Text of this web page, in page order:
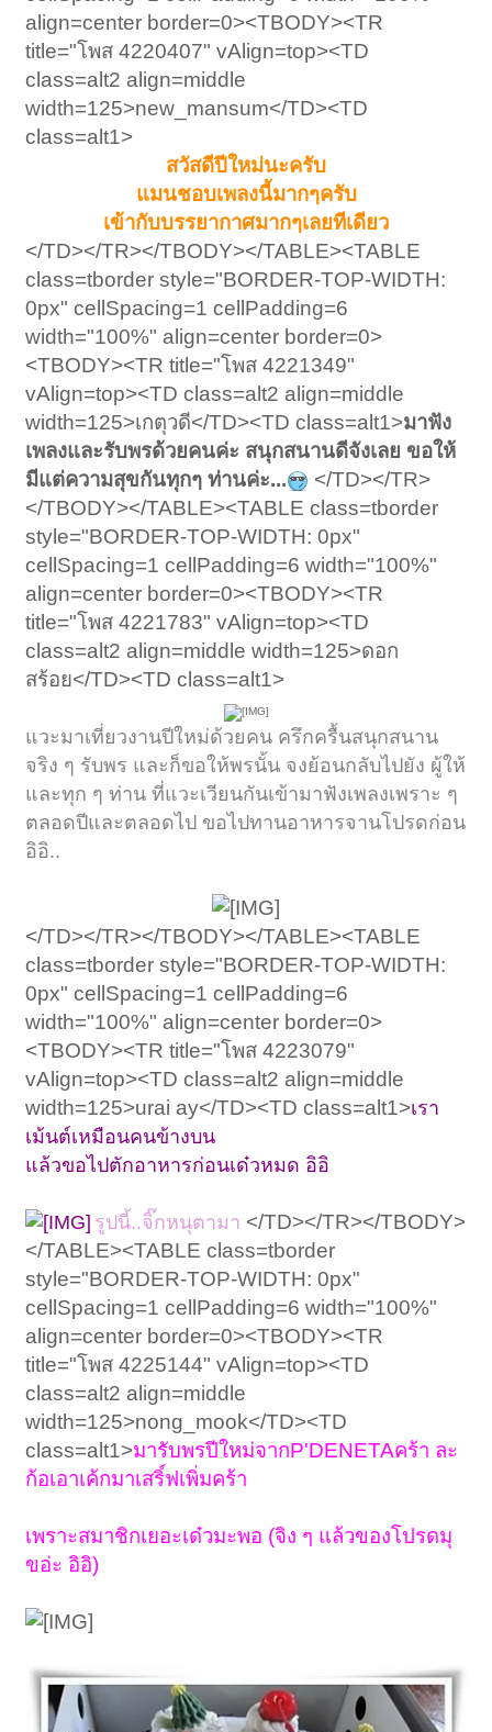
align=center border=0><TBODY><TR
title="โพส 4220407" vAlign=top><TD
class=alt2 align=middle
width=125>new_mansum</TD><TD
class=alt1>
สวัสดีปีใหม่นะครับ
แมนชอบเพลงนี้มากๆครับ
เข้ากับบรรยากาศมากๆเลยทีเดียว
</TD></TR></TBODY></TABLE><TABLE
class=tborder style="BORDER-TOP-WIDTH:
0px" cellSpacing=1 cellPadding=6
width="100%" align=center border=0>
<TBODY><TR title="โพส 4221349"
vAlign=top><TD class=alt2 align=middle
width=125>เกตุวดี</TD><TD class=alt1>มาฟัง
เพลงและรับพรด้วยคนค่ะ สนุกสนานดีจังเลย ขอให้
มีแต่ความสุขกันทุกๆ ท่านค่ะ...
</TD></TR>
</TBODY></TABLE><TABLE class=tborder
style="BORDER-TOP-WIDTH: 0px"
cellSpacing=1 cellPadding=6 width="100%"
align=center border=0><TBODY><TR
title="โพส 4221783" vAlign=top><TD
class=alt2 align=middle width=125>ดอก
สร้อย</TD><TD class=alt1>
แวะมาเที่ยวงานปีใหม่ด้วยคน ครึกครื้นสนุกสนาน
จริง ๆ รับพร และก็ขอให้พรนั้น จงย้อนกลับไปยัง ผู้ให้
และทุก ๆ ท่าน ที่แวะเวียนกันเข้ามาฟังเพลงเพราะ ๆ
ตลอดปีและตลอดไป ขอไปทานอาหารจานโปรดก่อน
อิอิ..
</TD></TR></TBODY></TABLE><TABLE
class=tborder style="BORDER-TOP-WIDTH:
0px" cellSpacing=1 cellPadding=6
width="100%" align=center border=0>
<TBODY><TR title="โพส 4223079"
vAlign=top><TD class=alt2 align=middle
width=125>urai ay</TD><TD class=alt1>เรา
เม้นต์เหมือนคนข้างบน
แล้วขอไปตักอาหารก่อนเด๋วหมด อิอิ
รูปนี้..จิ๊กหนุตามา </TD></TR></TBODY>
</TABLE><TABLE class=tborder
style="BORDER-TOP-WIDTH: 0px"
cellSpacing=1 cellPadding=6 width="100%"
align=center border=0><TBODY><TR
title="โพส 4225144" vAlign=top><TD
class=alt2 align=middle
width=125>nong_mook</TD><TD
class=alt1>มารับพรปีใหม่จากP'DENETAคร้า ละ
ก้อเอาเค้กมาเสริ์ฟเพิ่มคร้า
เพราะสมาชิกเยอะเด๋วมะพอ (จิง ๆ แล้วของโปรดมุ
ขอ่ะ อิอิ)